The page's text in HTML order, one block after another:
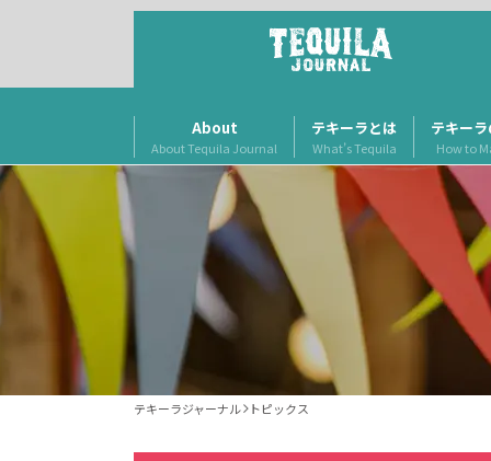
About
About Tequila Journal
テキーラとは
What’s Tequila
テキー
How to
テキーラジャーナル トピックス